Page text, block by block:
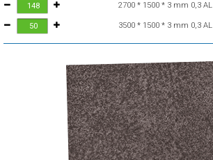
2700 * 1500 * 3 mm 0,3 AL
3500 * 1500 * 3 mm 0,3 AL